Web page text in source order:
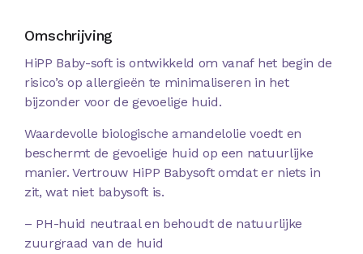
Omschrijving
HiPP Baby-soft is ontwikkeld om vanaf het begin de
risico’s op allergieën te minimaliseren in het
bijzonder voor de gevoelige huid.
Waardevolle biologische amandelolie voedt en
beschermt de gevoelige huid op een natuurlijke
manier. Vertrouw HiPP Babysoft omdat er niets in
zit, wat niet babysoft is.
– PH-huid neutraal en behoudt de natuurlijke
zuurgraad van de huid